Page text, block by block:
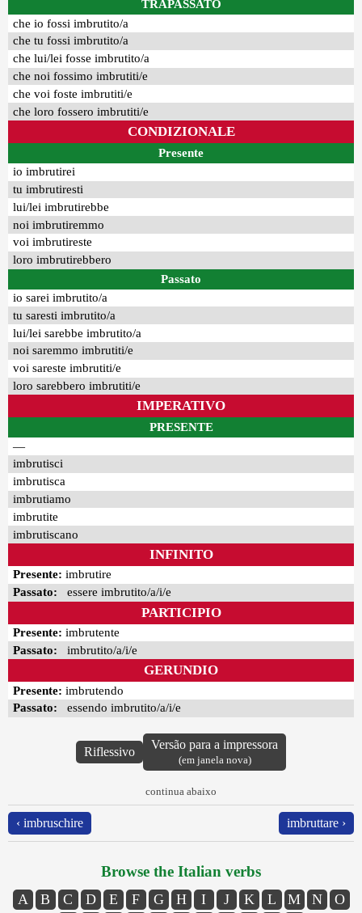
TRAPASSATO
che io fossi imbrutito/a
che tu fossi imbrutito/a
che lui/lei fosse imbrutito/a
che noi fossimo imbrutiti/e
che voi foste imbrutiti/e
che loro fossero imbrutiti/e
CONDIZIONALE
Presente
io imbrutirei
tu imbrutiresti
lui/lei imbrutirebbe
noi imbrutiremmo
voi imbrutireste
loro imbrutirebbero
Passato
io sarei imbrutito/a
tu saresti imbrutito/a
lui/lei sarebbe imbrutito/a
noi saremmo imbrutiti/e
voi sareste imbrutiti/e
loro sarebbero imbrutiti/e
IMPERATIVO
PRESENTE
—
imbrutisci
imbrutisca
imbrutiamo
imbrutite
imbrutiscano
INFINITO
Presente: imbrutire
Passato: essere imbrutito/a/i/e
PARTICIPIO
Presente: imbrutente
Passato: imbrutito/a/i/e
GERUNDIO
Presente: imbrutendo
Passato: essendo imbrutito/a/i/e
Riflessivo
Versão para a impressora
(em janela nova)
continua abaixo
‹ imbruschire imbruttare ›
Browse the Italian verbs
A B C D E F G H I J K L M N
O